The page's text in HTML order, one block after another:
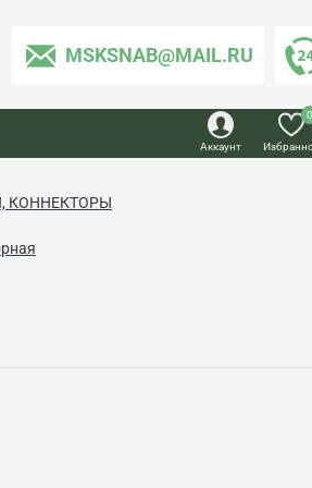
MSKSNAB@MAIL.RU
Аккаунт
0
КОННЕКТОРЫ